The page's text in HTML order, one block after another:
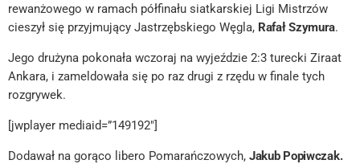
rewanżowego w ramach półfinału siatkarskiej Ligi Mistrzów
cieszył się przyjmujący Jastrzębskiego Węgla, Rafał Szymura.
Jego drużyna pokonała wczoraj na wyjeździe 2:3 turecki Ziraat
Ankara, i zameldowała się po raz drugi z rzędu w finale tych
rozgrywek.
[jwplayer mediaid=”149192″]
Dodawał na gorąco libero Pomarańczowych, Jakub Popiwczak.